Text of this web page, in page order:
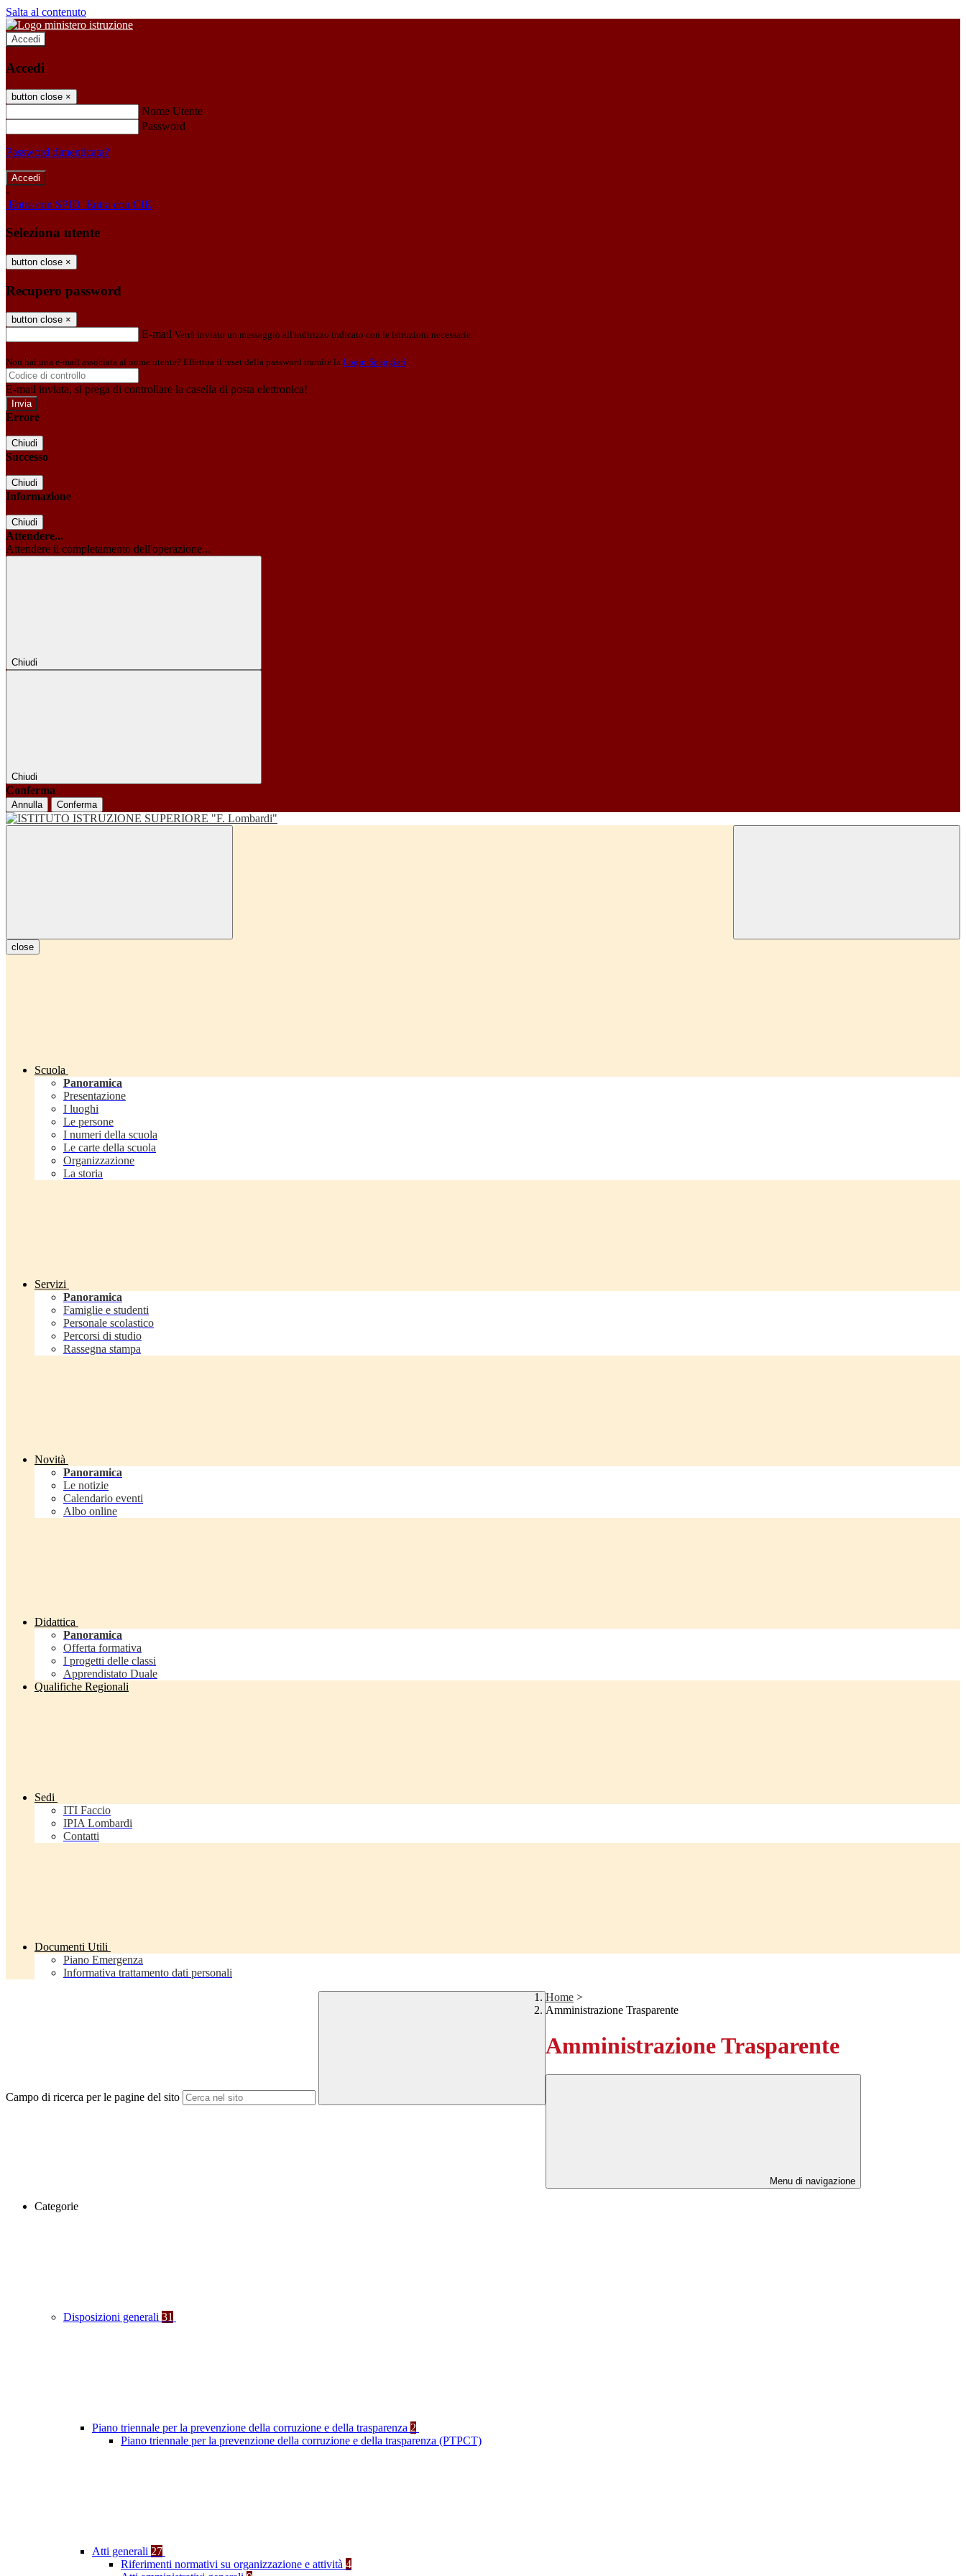
Salta al contenuto
Accedi
Accedi
button close ×
Nome Utente
Password
Password dimenticata?
-
Entra con SPID Entra con CIE
Seleziona utente
button close ×
Recupero password
button close ×
E-mail Verrà inviato un messaggio all'indirizzo indicato con le istruzioni necessarie.
Non hai una e-mail associata al nome utente? Effettua il reset della password tramite la Login Spaggiari
E-mail inviata, si prega di controllare la casella di posta elettronica!
Errore
Chiudi
Successo
Chiudi
Informazione
Chiudi
Attendere...
Attendere il completamento dell'operazione...
Chiudi
Chiudi
Conferma
Annulla Conferma
close
Scuola
Panoramica
Presentazione
I luoghi
Le persone
I numeri della scuola
Le carte della scuola
Organizzazione
La storia
Servizi
Panoramica
Famiglie e studenti
Personale scolastico
Percorsi di studio
Rassegna stampa
Novità
Panoramica
Le notizie
Calendario eventi
Albo online
Didattica
Panoramica
Offerta formativa
I progetti delle classi
Apprendistato Duale
Qualifiche Regionali
Sedi
ITI Faccio
IPIA Lombardi
Contatti
Documenti Utili
Piano Emergenza
Informativa trattamento dati personali
Campo di ricerca per le pagine del sito
Home >
Amministrazione Trasparente
Amministrazione Trasparente
Menu di navigazione
Categorie
Disposizioni generali 31
Piano triennale per la prevenzione della corruzione e della trasparenza 2
Piano triennale per la prevenzione della corruzione e della trasparenza (PTPCT)
Atti generali 27
Riferimenti normativi su organizzazione e attività 4